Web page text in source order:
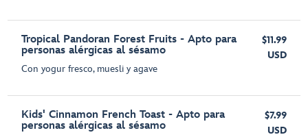
Tropical Pandoran Forest Fruits - Apto para
personas alérgicas al sésamo
Con yogur fresco, muesli y agave
$11.99
USD
Kids' Cinnamon French Toast - Apto para
personas alérgicas al sésamo
$7.99
USD